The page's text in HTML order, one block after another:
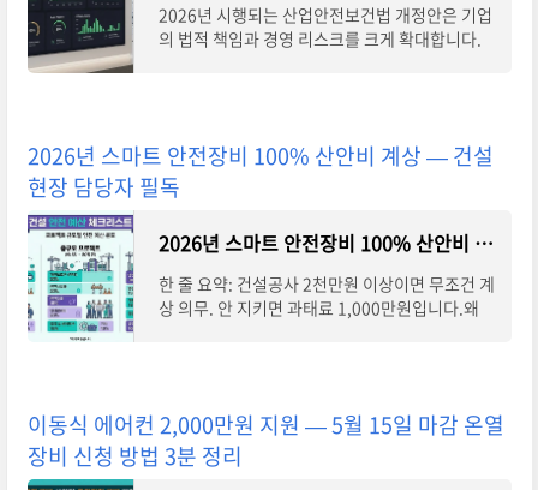
2026년 시행되는 산업안전보건법 개정안은 기업
의 법적 책임과 경영 리스크를 크게 확대합니다.
2026년 스마트 안전장비 100% 산안비 계상 — 건설
현장 담당자 필독
2026년 스마트 안전장비 100% 산안비 계상 — 건설현장 담당자 필독
한 줄 요약: 건설공사 2천만원 이상이면 무조건 계
상 의무. 안 지키면 과태료 1,000만원입니다.왜
이동식 에어컨 2,000만원 지원 — 5월 15일 마감 온열
장비 신청 방법 3분 정리